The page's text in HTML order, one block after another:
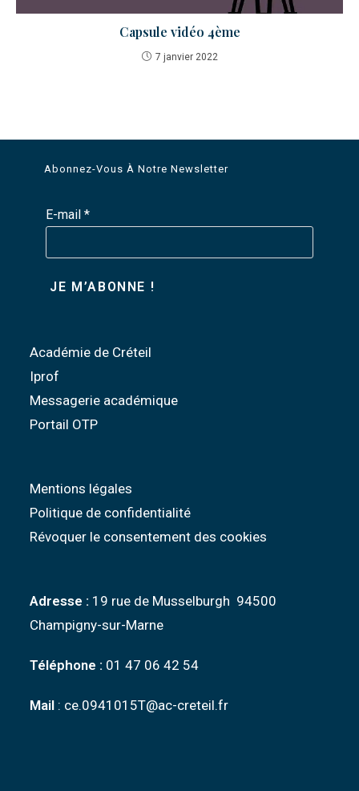
Capsule vidéo 4ème
7 janvier 2022
Abonnez-Vous À Notre Newsletter
E-mail*
Académie de Créteil
Iprof
Messagerie académique
Portail OTP
Mentions légales
Politique de confidentialité
Révoquer le consentement des cookies
Adresse : 19 rue de Musselburgh 94500
Champigny-sur-Marne
Téléphone : 01 47 06 42 54
Mail : ce.0941015T@ac-creteil.fr